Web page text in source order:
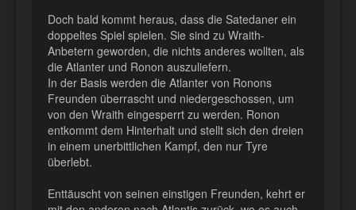
Doch bald kommt heraus, dass die Satedaner ein
doppeltes Spiel spielen. Sie sind zu Wraith-
Anbetern geworden, die nichts anderes wollten, als
die Atlanter und Ronon auszuliefern.
In der Basis werden die Atlanter von Ronons
Freunden überrascht und niedergeschossen, um
von den Wraith eingesperrt zu werden. Ronon
entkommt dem Hinterhalt und stellt sich den dreien
in einem unerbittlichen Kampf, den nur Tyre
überlebt.
Enttäuscht von seinen einstigen Freunden, kehrt er